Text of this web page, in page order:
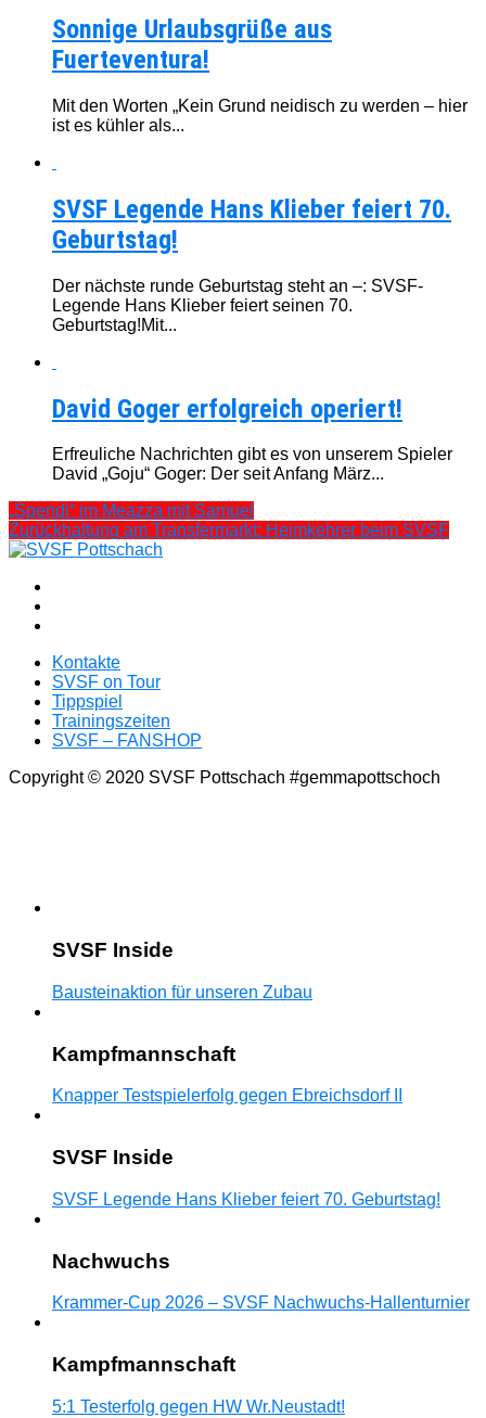
Sonnige Urlaubsgrüße aus
Fuerteventura!
Mit den Worten „Kein Grund neidisch zu werden – hier
ist es kühler als...
SVSF Legende Hans Klieber feiert 70.
Geburtstag!
Der nächste runde Geburtstag steht an –: SVSF-
Legende Hans Klieber feiert seinen 70.
Geburtstag!Mit...
David Goger erfolgreich operiert!
Erfreuliche Nachrichten gibt es von unserem Spieler
David „Goju“ Goger: Der seit Anfang März...
„Spendi“ im Meazza mit Samuel
Zurückhaltung am Transfermarkt: Heimkehrer beim SVSF
Kontakte
SVSF on Tour
Tippspiel
Trainingszeiten
SVSF – FANSHOP
Copyright © 2020 SVSF Pottschach #gemmapottschoch
SVSF Inside
Bausteinaktion für unseren Zubau
Kampfmannschaft
Knapper Testspielerfolg gegen Ebreichsdorf II
SVSF Inside
SVSF Legende Hans Klieber feiert 70. Geburtstag!
Nachwuchs
Krammer-Cup 2026 – SVSF Nachwuchs-Hallenturnier
Kampfmannschaft
5:1 Testerfolg gegen HW Wr.Neustadt!